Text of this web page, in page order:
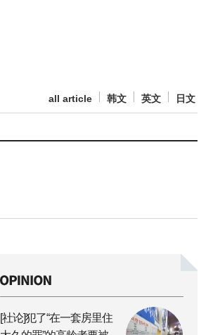
all article 韩文 英文 日文
[社论]犯了“在一套房里住